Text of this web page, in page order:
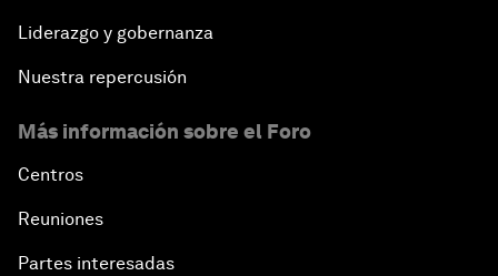
Liderazgo y gobernanza
Nuestra repercusión
Más información sobre el Foro
Centros
Reuniones
Partes interesadas